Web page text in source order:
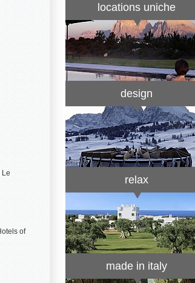
Le
of
locations uniche
design
relax
made in italy